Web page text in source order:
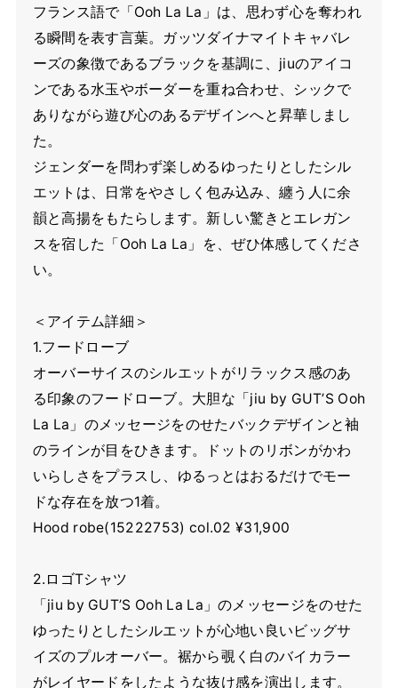
フランス語で「Ooh La La」は、思わず心を奪われ
る瞬間を表す言葉。ガッツダイナマイトキャバレ
ーズの象徴であるブラックを基調に、jiuのアイコ
ンである水玉やボーダーを重ね合わせ、シックで
ありながら遊び心のあるデザインへと昇華しまし
た。
ジェンダーを問わず楽しめるゆったりとしたシル
エットは、日常をやさしく包み込み、纏う人に余
韻と高揚をもたらします。新しい驚きとエレガン
スを宿した「Ooh La La」を、ぜひ体感してくださ
い。
＜アイテム詳細＞
1.フードローブ
オーバーサイスのシルエットがリラックス感のあ
る印象のフードローブ。大胆な「jiu by GUT’S Ooh
La La」のメッセージをのせたバックデザインと袖
のラインが目をひきます。ドットのリボンがかわ
いらしさをプラスし、ゆるっとはおるだけでモー
ドな存在を放つ1着。
Hood robe(15222753) col.02 ¥31,900
2.ロゴTシャツ
「jiu by GUT’S Ooh La La」のメッセージをのせた
ゆったりとしたシルエットが心地い良いビッグサ
イズのプルオーバー。裾から覗く白のバイカラー
がレイヤードをしたような抜け感を演出します。